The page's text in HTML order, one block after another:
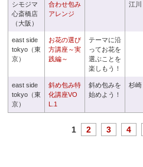
シモジマ
心斎橋店
（大阪）
合わせ包み
アレンジ
江川
east side
tokyo（東
京）
お花の選び
方講座～実
践編～
テーマに沿
ってお花を
選ぶことを
楽しもう！
east side
tokyo（東
京）
斜め包み特
化講座VO
L.1
斜め包みを
始めよう！
杉崎
1 2 3 4